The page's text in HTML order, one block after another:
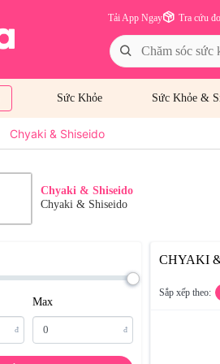
Tra cứu
Tải App Ngay
Sức Khỏe Sức Khỏe &
Chyaki & Shiseido
Chyaki & Shiseido
Chyaki & Shiseido
đ
Max
đ
CHYAKI
Sắp xếp theo: